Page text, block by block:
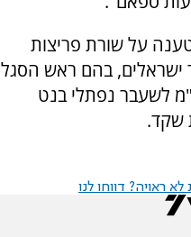
על שורת פריצות
ישראלים, בהם ראש הסגל
לשעבר נפתלי בנט
שקד.
ראויה? דווחו לנו